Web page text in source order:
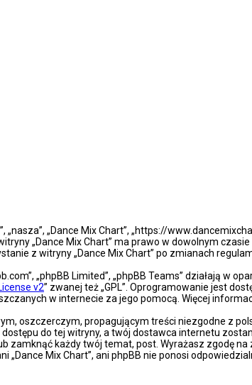
„nasza”, „Dance Mix Chart”, „https://
„Dance Mix Chart” ma prawo w dowolnym
z witryny „Dance Mix Chart” po zmianach
„phpBB Limited”, „phpBB Teams” działają
v2” zwanej też „GPL”. Oprogramowanie jest
w internecie za jego pomocą. Więcej
oszczerczym, propagującym treści niezgodne z
do tej witryny, a twój dostawca internetu
zamknąć każdy twój temat, post. Wyrażasz zgodę
Mix Chart”, ani phpBB nie ponosi